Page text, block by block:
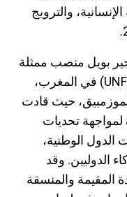
والترويج
بويل منصب ممثلة
صندوق الأمم المتحدة للسكان (UNFPA) في المغرب،
حيث قادت
لمواجهة تحديات
الدول الوطنية،
الدوليين. وقد
والمنسقة